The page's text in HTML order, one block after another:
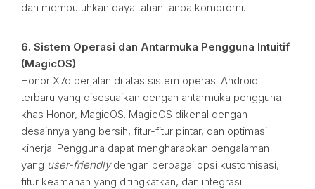
dan membutuhkan daya tahan tanpa kompromi.
6. Sistem Operasi dan Antarmuka Pengguna Intuitif
(MagicOS)
Honor X7d berjalan di atas sistem operasi Android
terbaru yang disesuaikan dengan antarmuka pengguna
khas Honor, MagicOS. MagicOS dikenal dengan
desainnya yang bersih, fitur-fitur pintar, dan optimasi
kinerja. Pengguna dapat mengharapkan pengalaman
yang user-friendlydengan berbagai opsi kustomisasi,
fitur keamanan yang ditingkatkan, dan integrasi